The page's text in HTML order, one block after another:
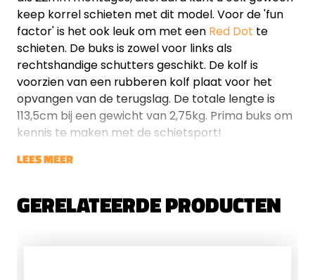
keep korrel schieten met dit model. Voor de 'fun
factor' is het ook leuk om met een Red Dot te
schieten. De buks is zowel voor links als
rechtshandige schutters geschikt. De kolf is
voorzien van een rubberen kolf plaat voor het
opvangen van de terugslag. De totale lengte is
113,5cm bij een gewicht van 2,75kg. Prima buks om
kennis te maken met de schietsport!
LEES MEER
GERELATEERDE PRODUCTEN